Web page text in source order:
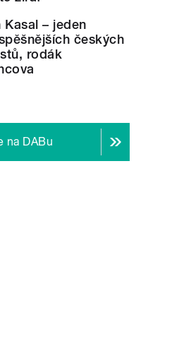
Kasal – jeden
českých
rodák
na DABu